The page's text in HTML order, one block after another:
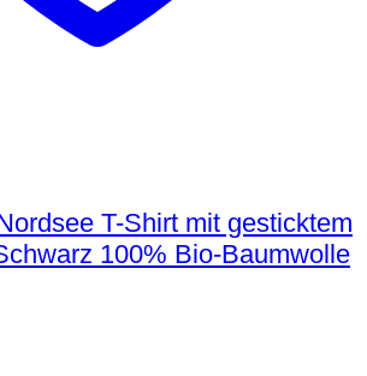
T-Shirt mit gesticktem
100% Bio-Baumwolle